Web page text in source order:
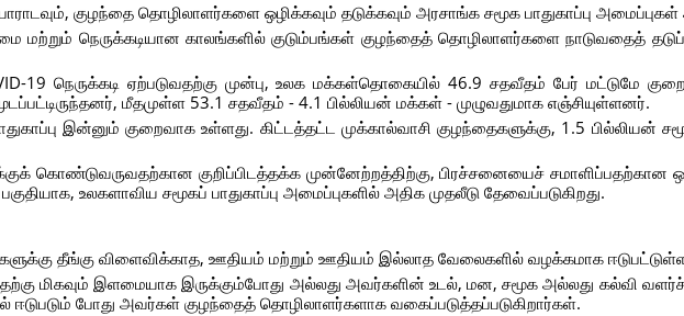
போராடவும், குழந்தை தொழிலாளர்களை ஒழிக்கவும் தடுக்கவும் அரசாங்க சமூக பாதுகாப்பு
மற்றும் நெருக்கடியான காலங்களில் குடும்பங்கள் குழந்தைத் தொழிலாளர்களை நாடுவதைத்
19 நெருக்கடி ஏற்படுவதற்கு முன்பு, உலக மக்கள்தொகையில் 46.9 சதவீதம் பேர் மட்டுமே
மீதமுள்ள 53.1 சதவீதம் - 4.1 பில்லியன் மக்கள் - முழுவதுமாக எஞ்சியுள்ளனர்.
இன்னும் குறைவாக உள்ளது. கிட்டத்தட்ட முக்கால்வாசி குழந்தைகளுக்கு, 1.5 பில்லியன்
கொண்டுவருவதற்கான குறிப்பிடத்தக்க முன்னேற்றத்திற்கு, பிரச்சனையைச் சமாளிப்பதற்கான
உலகளாவிய சமூகப் பாதுகாப்பு அமைப்புகளில் அதிக முதலீடு தேவைப்படுகிறது.
தீங்கு விளைவிக்காத, ஊதியம் மற்றும் ஊதியம் இல்லாத வேலைகளில் வழக்கமாக
மிகவும் இளமையாக இருக்கும்போது அல்லது அவர்களின் உடல், மன, சமூக அல்லது கல்வி
போது அவர்கள் குழந்தைத் தொழிலாளர்களாக வகைப்படுத்தப்படுகிறார்கள்.